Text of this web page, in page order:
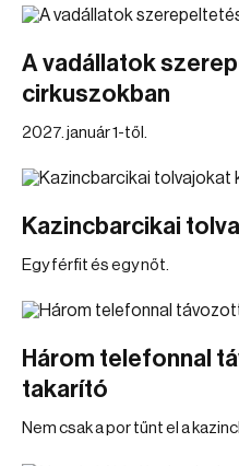
A vadállatok
cirkuszokban
2027. január 1-től.
Kazincbarcikai
Egy férfit és egy nőt.
Három telefonnal
takarító
Nem csak a por tűnt el a